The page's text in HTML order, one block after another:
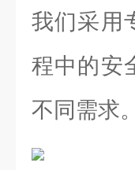
我们采用
程中的安
不同需求。